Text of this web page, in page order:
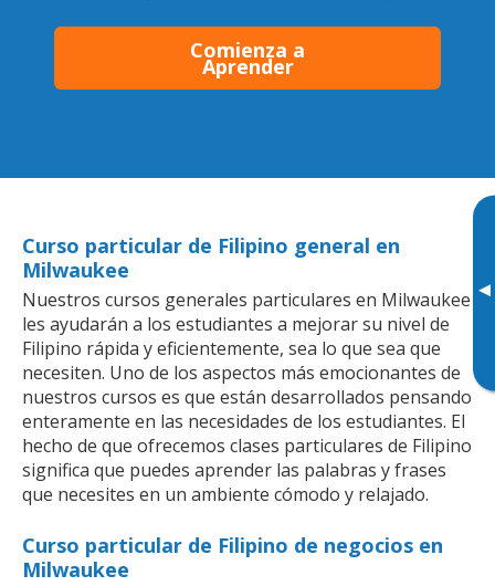
▸
Comienza a
Aprender
Curso particular de Filipino general en
Milwaukee
Nuestros cursos generales particulares en Milwaukee
les ayudarán a los estudiantes a mejorar su nivel de
Filipino rápida y eficientemente, sea lo que sea que
necesiten. Uno de los aspectos más emocionantes de
nuestros cursos es que están desarrollados pensando
enteramente en las necesidades de los estudiantes. El
hecho de que ofrecemos clases particulares de Filipino
significa que puedes aprender las palabras y frases
que necesites en un ambiente cómodo y relajado.
Curso particular de Filipino de negocios en
Milwaukee